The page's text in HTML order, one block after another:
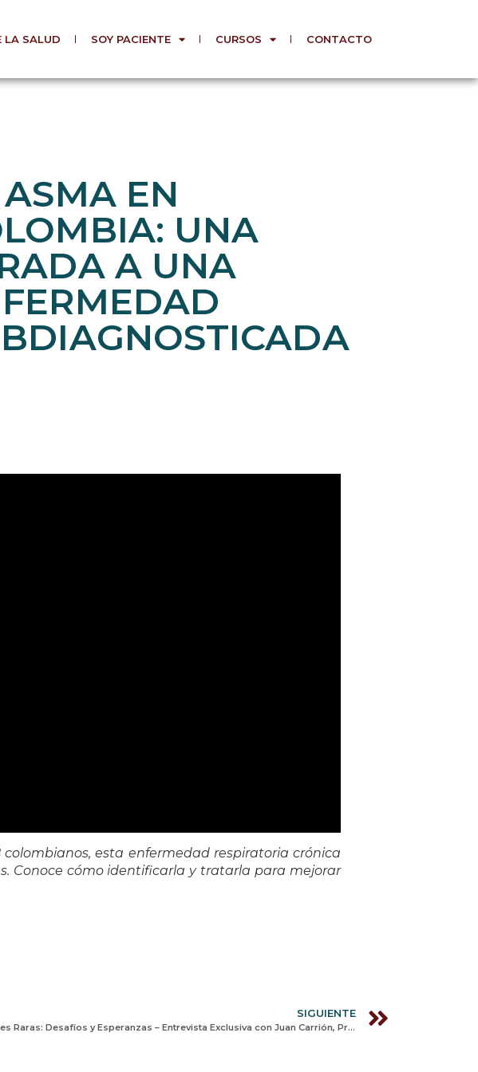
LA SALUD SOY PACIENTE CURSOS CONTACTO
EN
UNA
A UNA
esta enfermedad respiratoria crónica
Conoce cómo identificarla y tratarla para mejorar
SIGUIENTE
Enfermedades Raras: Desafíos y Esperanzas – Entrevista Exclusiva con Juan Carrión, Presidente de ALIBER